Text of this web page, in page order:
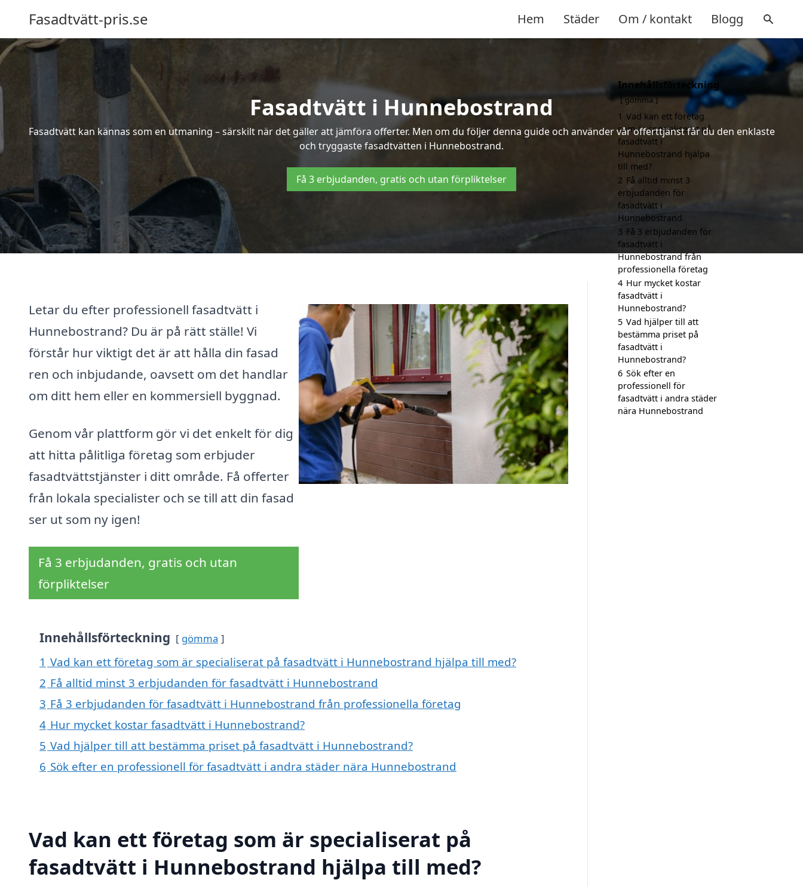
Fasadtvätt-pris.se Hem Städer Om / kontakt Blogg
Fasadtvätt i Hunnebostrand
Fasadtvätt kan kännas som en utmaning – särskilt när det gäller att jämföra offerter. Men om du följer denna guide och använder vår offerttjänst får du den enklaste
och tryggaste fasadtvätten i Hunnebostrand.
Få 3 erbjudanden, gratis och utan förpliktelser
Letar du efter professionell fasadtvätt i
Hunnebostrand? Du är på rätt ställe! Vi
förstår hur viktigt det är att hålla din fasad
ren och inbjudande, oavsett om det handlar
om ditt hem eller en kommersiell byggnad.
Genom vår plattform gör vi det enkelt för dig
att hitta pålitliga företag som erbjuder
fasadtvättstjänster i ditt område. Få offerter
från lokala specialister och se till att din fasad
ser ut som ny igen!
Få 3 erbjudanden, gratis och utan
förpliktelser
Innehållsförteckning gömma
1 Vad kan ett företag som är specialiserat på fasadtvätt i Hunnebostrand hjälpa till med?
2 Få alltid minst 3 erbjudanden för fasadtvätt i Hunnebostrand
3 Få 3 erbjudanden för fasadtvätt i Hunnebostrand från professionella företag
4 Hur mycket kostar fasadtvätt i Hunnebostrand?
5 Vad hjälper till att bestämma priset på fasadtvätt i Hunnebostrand?
6 Sök efter en professionell för fasadtvätt i andra städer nära Hunnebostrand
Vad kan ett företag som är specialiserat på
fasadtvätt i Hunnebostrand hjälpa till med?
Innehållsförteckning
gömma
1 Vad kan ett företag
som är specialiserat på
fasadtvätt i
Hunnebostrand hjälpa
till med?
2 Få alltid minst 3
erbjudanden för
fasadtvätt i
Hunnebostrand
3 Få 3 erbjudanden för
fasadtvätt i
Hunnebostrand från
professionella företag
4 Hur mycket kostar
fasadtvätt i
Hunnebostrand?
5 Vad hjälper till att
bestämma priset på
fasadtvätt i
Hunnebostrand?
6 Sök efter en
professionell för
fasadtvätt i andra städer
nära Hunnebostrand